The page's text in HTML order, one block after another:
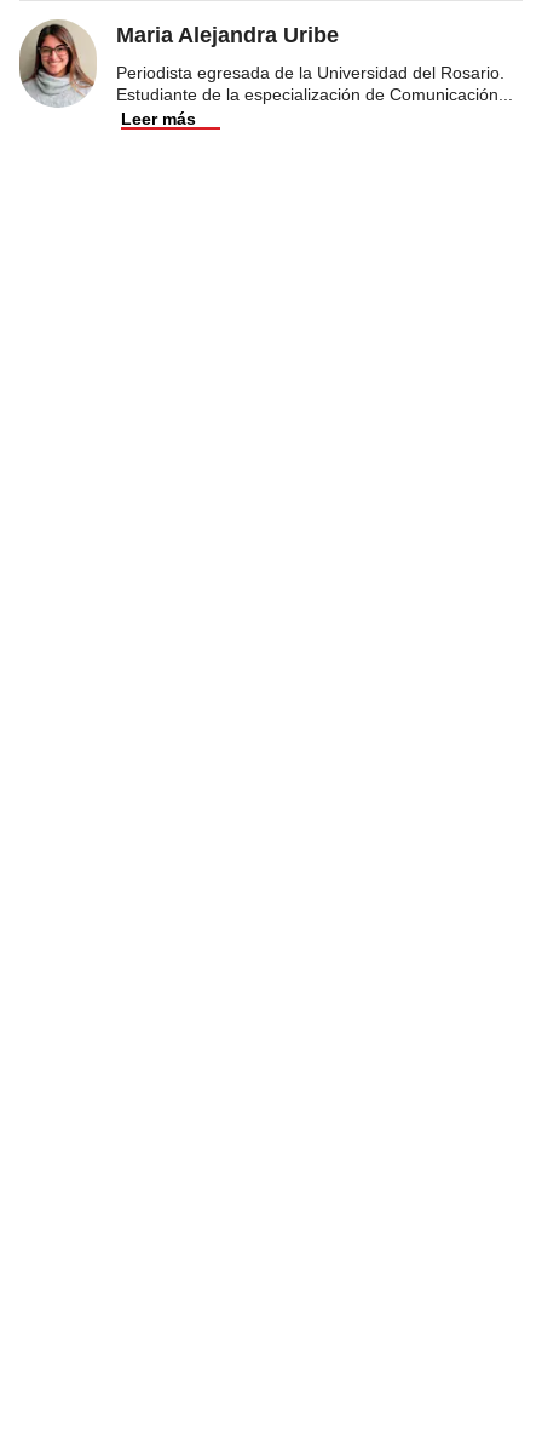
Maria Alejandra Uribe
Periodista egresada de la Universidad del Rosario.
Estudiante de la especialización de Comunicación
Leer más